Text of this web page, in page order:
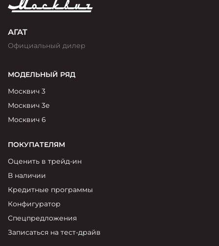
АГАТ
Официальный дилер
МОДЕЛЬНЫЙ РЯД
Москвич 3
Москвич 3е
Москвич 6
ПОКУПАТЕЛЯМ
Оценить в трейд-ин
В наличии
Кредитные программы
Конфигуратор
Спецпредложения
Записаться на тест-драйв